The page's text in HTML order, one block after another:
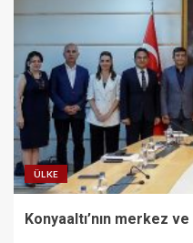
ÜLKE
Konyaaltı’nın merkez